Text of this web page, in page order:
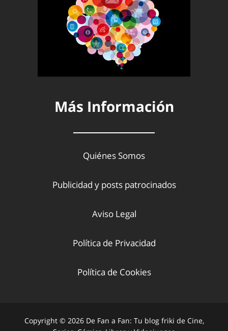
Más Información
Quiénes Somos
Publicidad y posts patrocinados
Aviso Legal
Política de Privacidad
Política de Cookies
Copyright © 2026 De Fan a Fan: Tu blog friki de Cine,